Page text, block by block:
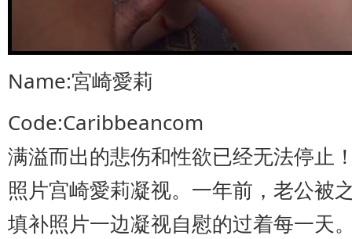
Name:宮崎愛莉
Code:Caribbeancom
满溢而出的悲伤和性欲已经无法停止
照片宫崎愛莉凝视。一年前，老公被
填补照片一边凝视自慰的过着每一天